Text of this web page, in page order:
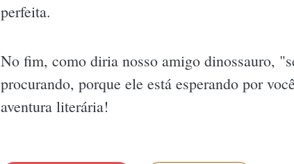
perfeita.
No fim, como diria nosso amigo dinossauro,
procurando, porque ele está esperando por
aventura literária!